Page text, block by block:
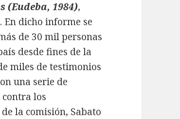
(Eudeba, 1984),
dicho informe se
de 30 mil personas
desde fines de la
miles de testimonios
una serie de
los
la comisión, Sabato